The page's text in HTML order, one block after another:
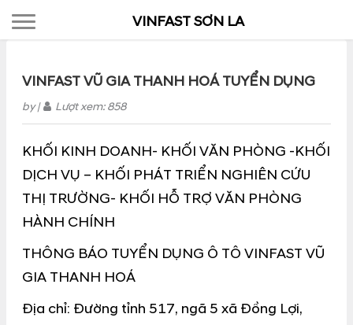
VINFAST SƠN LA
VINFAST VŨ GIA THANH HOÁ TUYỂN DỤNG
by| Lượt xem: 858
KHỐI KINH DOANH- KHỐI VĂN PHÒNG -KHỐI
DỊCH VỤ – KHỐI PHÁT TRIỂN NGHIÊN CỨU
THỊ TRƯỜNG- KHỐI HỖ TRỢ VĂN PHÒNG
HÀNH CHÍNH
THÔNG BÁO TUYỂN DỤNG Ô TÔ VINFAST VŨ
GIA THANH HOÁ
Địa chỉ: Đường tỉnh 517, ngã 5 xã Đồng Lợi,